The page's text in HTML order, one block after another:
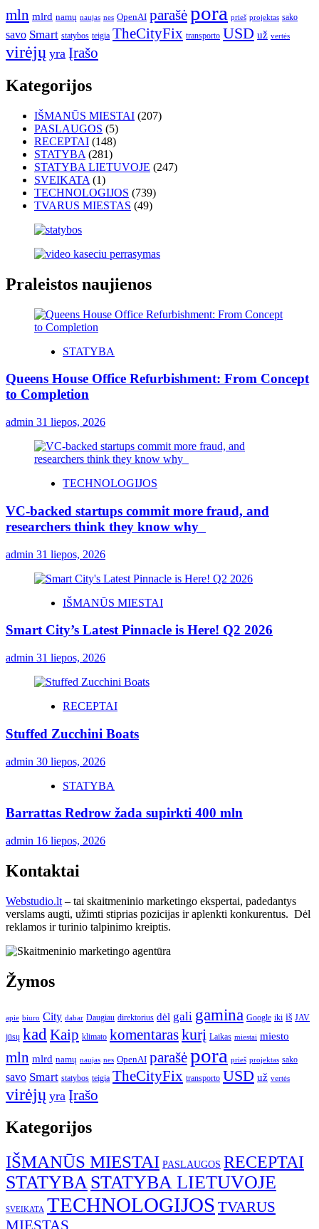
mln mlrd namų naujas nes OpenAI parašėpora prieš projektas sako
savo Smart statybos teigia TheCityFix transporto USD už vertės
virėjų yra Įrašo
Kategorijos
IŠMANŪS MIESTAI (207)
PASLAUGOS (5)
RECEPTAI (148)
STATYBA (281)
STATYBA LIETUVOJE (247)
SVEIKATA (1)
TECHNOLOGIJOS (739)
TVARUS MIESTAS (49)
Praleistos naujienos
STATYBA
Queens House Office Refurbishment: From Concept
to Completion
admin 31 liepos, 2026
TECHNOLOGIJOS
VC-backed startups commit more fraud, and
researchers think they know why
admin 31 liepos, 2026
IŠMANŪS MIESTAI
Smart City’s Latest Pinnacle is Here! Q2 2026
admin 31 liepos, 2026
RECEPTAI
Stuffed Zucchini Boats
admin 30 liepos, 2026
STATYBA
Barrattas Redrow žada supirkti 400 mln
admin 16 liepos, 2026
Kontaktai
Webstudio.lt – tai skaitmeninio marketingo ekspertai, padedantys
verslams augti, užimti stiprias pozicijas ir aplenkti konkurentus. Dėl
reklamos ir turinio talpinimo kreiptis.
Žymos
apie biuro City dabar Daugiau direktorius dėl gali gamina Google iki iš JAV
jūsų kad Kaip klimato komentaraskurį Laikas miestai miesto
mln mlrd namų naujas nes OpenAI parašėpora prieš projektas sako
savo Smart statybos teigia TheCityFix transporto USD už vertės
virėjų yra Įrašo
Kategorijos
IŠMANŪS MIESTAI PASLAUGOS RECEPTAI
STATYBASTATYBA LIETUVOJE
SVEIKATA TECHNOLOGIJOS TVARUS